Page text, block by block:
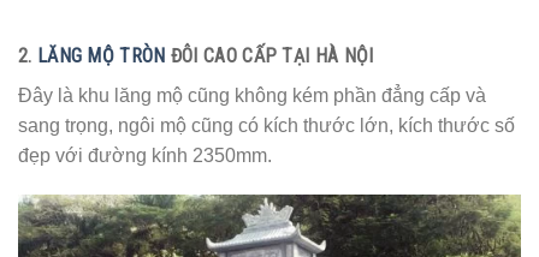
2. LĂNG MỘ TRÒN ĐÔI CAO CẤP TẠI HÀ NỘI
Đây là khu lăng mộ cũng không kém phần đẳng cấp và
sang trọng, ngôi mộ cũng có kích thước lớn, kích thước số
đẹp với đường kính 2350mm.